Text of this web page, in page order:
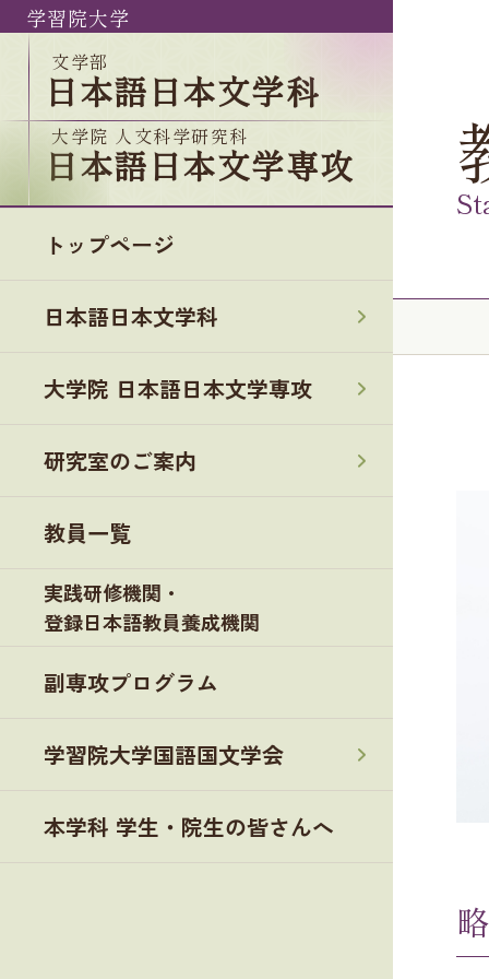
学習院大学
文学部
日本語日本文学科
大学院 人文科学研究科
日本語日本文学専攻
トップページ
日本語日本文学科
大学院 日本語日本文学専攻
研究室のご案内
教員一覧
実践研修機関・
登録日本語教員養成機関
副専攻プログラム
学習院大学国語国文学会
本学科 学生・院生の皆さんへ